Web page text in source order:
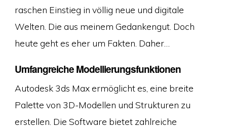
raschen Einstieg in völlig neue und digitale
Welten. Die aus meinem Gedankengut. Doch
heute geht es eher um Fakten. Daher…
Umfangreiche Modellierungsfunktionen
Autodesk 3ds Max ermöglicht es, eine breite
Palette von 3D-Modellen und Strukturen zu
erstellen. Die Software bietet zahlreiche